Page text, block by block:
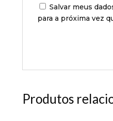
Salvar meus
para a próxima vez
Produtos